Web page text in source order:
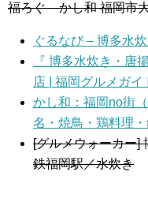
福ろぐ – かし和 福岡市
ぐるなび – 博多水
『 博多水炊き・唐
店 | 福岡グルメガ
かし和：福岡no街
名・焼鳥・鶏料理・
[グルメウォーカ
鉄福岡駅／水炊き